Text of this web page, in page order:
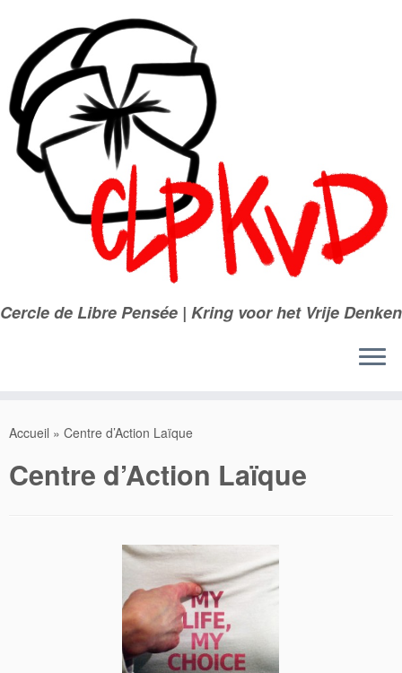
contenu
Cercle de Libre Pensée | Kring voor het Vrije Denken
Accueil » Centre d’Action Laïque
Centre d’Action Laïque